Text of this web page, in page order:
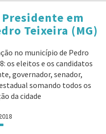
em
Teixeira (MG)
no município de Pedro
os eleitos e os candidatos
governador, senador,
somando todos os
da cidade